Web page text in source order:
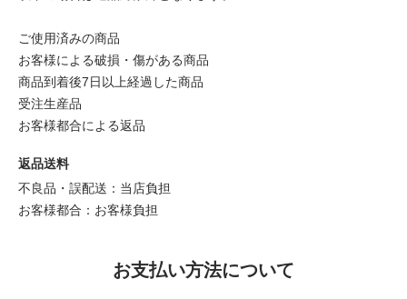
ご使用済みの商品
お客様による破損・傷がある商品
商品到着後7日以上経過した商品
受注生産品
お客様都合による返品
返品送料
不良品・誤配送：当店負担
お客様都合：お客様負担
お支払い方法について